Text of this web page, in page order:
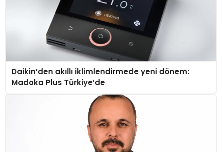
Daikin’den akıllı iklimlendirmede yeni dönem:
Madoka Plus Türkiye’de